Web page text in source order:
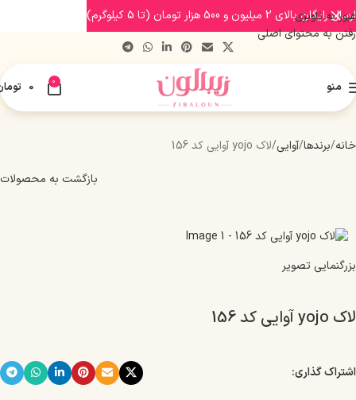
عبور به ناوبری
رفتن به محتوای اصلی
منو 0
0
خانه برندها آوایی لاک yojo آوایی کد 156
بازگشت به محصولات
بزرگنمایی تصویر
لاک yojo آوایی کد 156
اشتراک گذاری:
ارسال رایگان بالای 2 میلیون و 500 هزار تومان (تا 5 کیلوگرم)